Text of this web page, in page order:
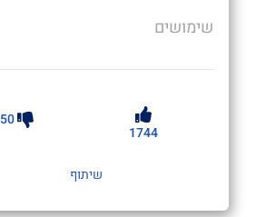
שימושים
1744
50
שיתוף